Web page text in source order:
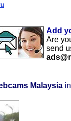
Add
Are
send
Malaysia